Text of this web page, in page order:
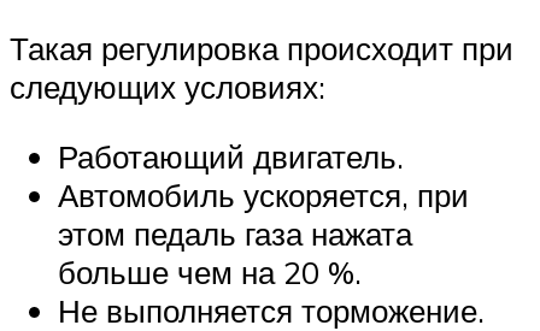
Такая регулировка происходит при
следующих условиях:
Работающий двигатель.
Автомобиль ускоряется, при
этом педаль газа нажата
больше чем на 20 %.
Не выполняется торможение.